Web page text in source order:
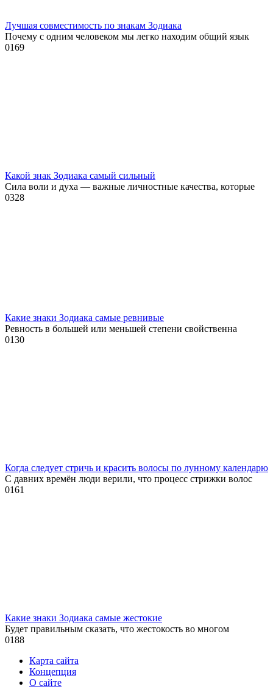
Лучшая совместимость по знакам Зодиака
Почему с одним человеком мы легко находим общий язык
0169
Какой знак Зодиака самый сильный
Сила воли и духа — важные личностные качества, которые
0328
Какие знаки Зодиака самые ревнивые
Ревность в большей или меньшей степени свойственна
0130
Когда следует стричь и красить волосы по лунному календарю
С давних времён люди верили, что процесс стрижки волос
0161
Какие знаки Зодиака самые жестокие
Будет правильным сказать, что жестокость во многом
0188
Карта сайта
Концепция
О сайте